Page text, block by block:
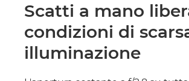
Scatti a mano
condizioni di
illuminazione